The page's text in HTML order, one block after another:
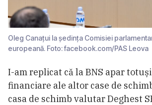
Oleg Canaţui la şedinţa Comisiei
europeană. Foto: facebook.com/PAS Leova
I-am replicat că la BNS apar
financiare ale altor case de
casa de schimb valutar Deghest